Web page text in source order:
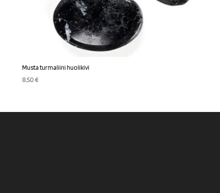
Musta turmaliini huolikivi
8,50€